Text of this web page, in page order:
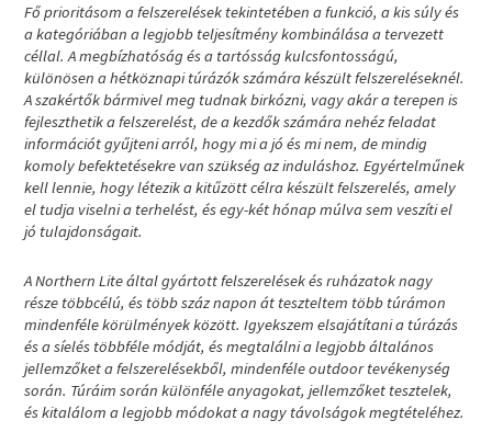
Fő prioritásom a felszerelések tekintetében a funkció, a kis súly és
a kategóriában a legjobb teljesítmény kombinálása a tervezett
céllal. A megbízhatóság és a tartósság kulcsfontosságú,
különösen a hétköznapi túrázók számára készült felszereléseknél.
A szakértők bármivel meg tudnak birkózni, vagy akár a terepen is
fejleszthetik a felszerelést, de a kezdők számára nehéz feladat
információt gyűjteni arról, hogy mi a jó és mi nem, de mindig
komoly befektetésekre van szükség az induláshoz. Egyértelműnek
kell lennie, hogy létezik a kitűzött célra készült felszerelés, amely
el tudja viselni a terhelést, és egy-két hónap múlva sem veszíti el
jó tulajdonságait.
A Northern Lite által gyártott felszerelések és ruházatok nagy
része többcélú, és több száz napon át teszteltem több túrámon
mindenféle körülmények között. Igyekszem elsajátítani a túrázás
és a síelés többféle módját, és megtalálni a legjobb általános
jellemzőket a felszerelésekből, mindenféle outdoor tevékenység
során. Túráim során különféle anyagokat, jellemzőket tesztelek,
és kitalálom a legjobb módokat a nagy távolságok megtételéhez.